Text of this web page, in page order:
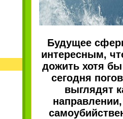
Будущее
интересным,
дожить хотя
сегодня
выглядят